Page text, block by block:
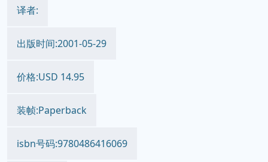
译者:
出版时间:2001-05-29
价格:USD 14.95
装帧:Paperback
isbn号码:9780486416069